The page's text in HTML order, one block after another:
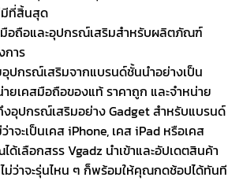
มีที่สิ้นสุด
อถือและอุปกรณ์เสริมสำหรับผลิตภัณฑ์
การ
ปกรณ์เสริมจากแบรนด์ชั้นนำอย่างเป็น
ยเคสมือถือของแท้ ราคาถูก และจำหน่าย
อุปกรณ์เสริมอย่าง Gadget สำหรับแบรนด์
าจะเป็นเคส iPhone, เคส iPad หรือเคส
ด้เลือกสรร Vgadz นำเข้าและอัปเดตสินค้า
ม่ว่าจะรุ่นไหน ๆ ก็พร้อมให้คุณกดช้อปได้ทันที